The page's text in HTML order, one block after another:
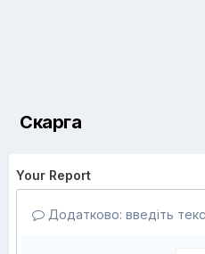
Скарга
Your Report
Додатково: введіть